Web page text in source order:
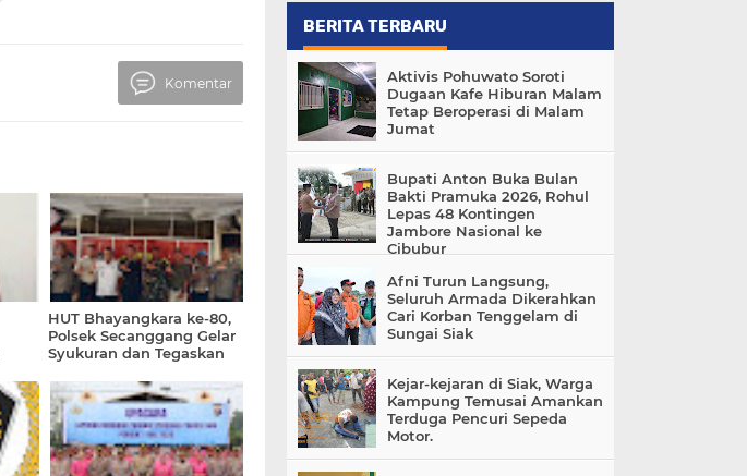
Komentar
HUT Bhayangkara ke-80,
Polsek Secanggang Gelar
Syukuran dan Tegaskan
untuk Masyarakat
BERITA TERBARU
Aktivis Pohuwato Soroti
Dugaan Kafe Hiburan Malam
Tetap Beroperasi di Malam
Jumat
Bupati Anton Buka Bulan
Bakti Pramuka 2026, Rohul
Lepas 48 Kontingen
Jambore Nasional ke
Cibubur
Afni Turun Langsung,
Seluruh Armada Dikerahkan
Cari Korban Tenggelam di
Sungai Siak
Kejar-kejaran di Siak, Warga
Kampung Temusai Amankan
Terduga Pencuri Sepeda
Motor.